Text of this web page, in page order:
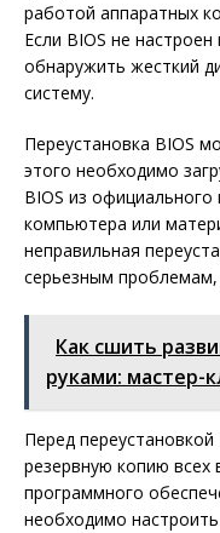
работой аппаратных
Если BIOS не
обнаружить жесткий
систему.
Переустановка BIOS
этого необходимо
BIOS из официального
компьютера или
неправильная
серьезным
Как сшить
руками: мастер-
Перед
резервную копию всех
программного
необходимо